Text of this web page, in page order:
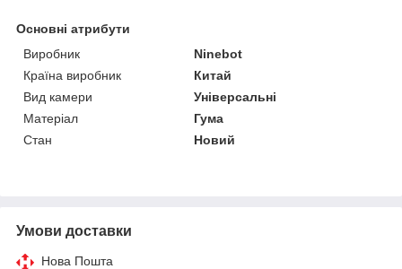
Основні атрибути
Виробник
Ninebot
Країна виробник
Китай
Вид камери
Універсальні
Матеріал
Гума
Стан
Новий
Умови доставки
Нова Пошта